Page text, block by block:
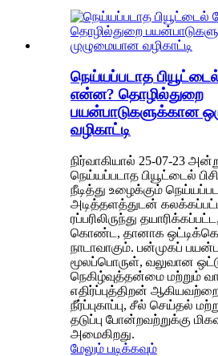
நெய்யப்படாத
என்ன? தொழில்துறை
பயன்பாடுகளுக்கான
வழிகாட்டி
நிர்வாகியால் 25-07-23
நெய்யப்படாத பியூட்டைல்
நீடித்து உழைக்கும்
அடித்தளத்துடன்
ரப்பரிலிருந்து
கொண்ட, தானாக
நாடாவாகும். பன்முகப்
மூலப்பொருள், வலுவான
நெகிழ்வுத்தன்மை மற்றும்
எதிர்ப்புத்திறன்
நீர்ப்புகாப்பு, சீல் செய்தல்
தடுப்பு போன்றவற்றுக்கு
அமைகிறது.
மேலும் படிக்கவும்